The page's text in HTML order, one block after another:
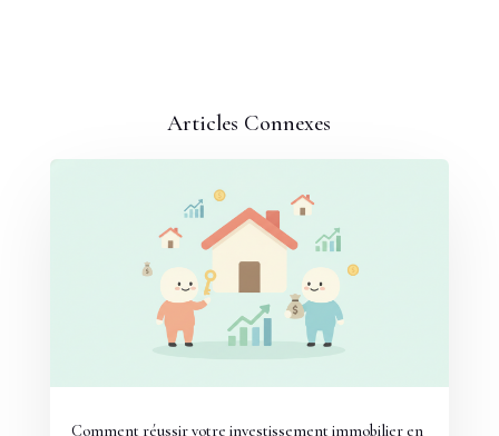
Articles Connexes
Comment réussir votre investissement immobilier en